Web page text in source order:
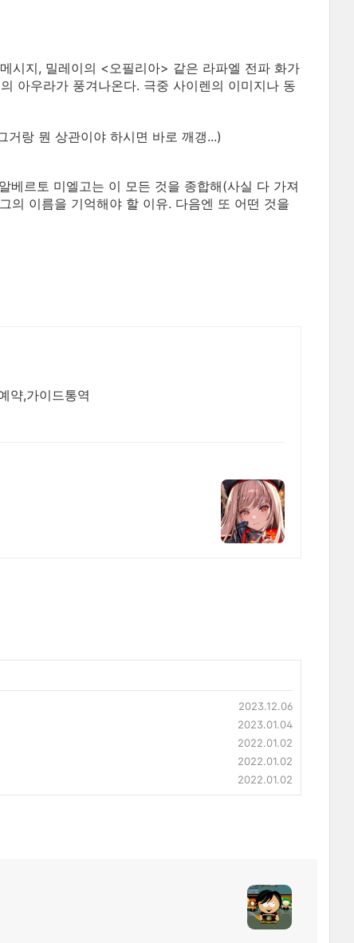
시지, 밀레이의 <오필리아> 같은 라파엘 전파 화가
아우라가 풍겨나온다. 극중 사이렌의 이미지나 동
랑 뭔 상관이야 하시면 바로 깨갱...)
베르토 미엘고는 이 모든 것을 종합해(사실 다 가져
의 이름을 기억해야 할 이유. 다음엔 또 어떤 것을
약,가이드통역
2023.12.06
2023.01.04
2022.01.02
2022.01.02
2022.01.02